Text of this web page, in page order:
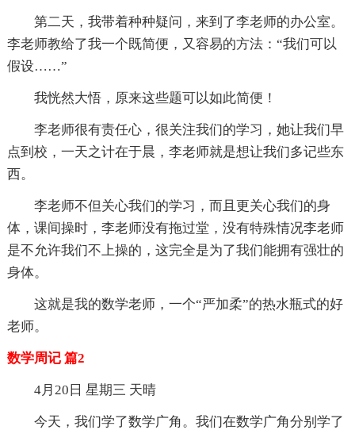
第二天，我带着种种疑问，来到了李老师的办公室。
李老师教给了我一个既简便，又容易的方法：“我们可以
假设……”
我恍然大悟，原来这些题可以如此简便！
李老师很有责任心，很关注我们的学习，她让我们早
点到校，一天之计在于晨，李老师就是想让我们多记些东
西。
李老师不但关心我们的学习，而且更关心我们的身
体，课间操时，李老师没有拖过堂，没有特殊情况李老师
是不允许我们不上操的，这完全是为了我们能拥有强壮的
身体。
这就是我的数学老师，一个“严加柔”的热水瓶式的好
老师。
数学周记 篇2
4月20日 星期三 天晴
今天，我们学了数学广角。我们在数学广角分别学了